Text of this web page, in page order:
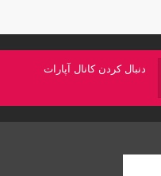
دنبال کردن کانال آپارات